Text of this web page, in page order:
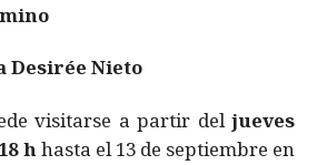
Desirée Nieto
visitarse a partir del jueves
hhasta el 13 de septiembre en